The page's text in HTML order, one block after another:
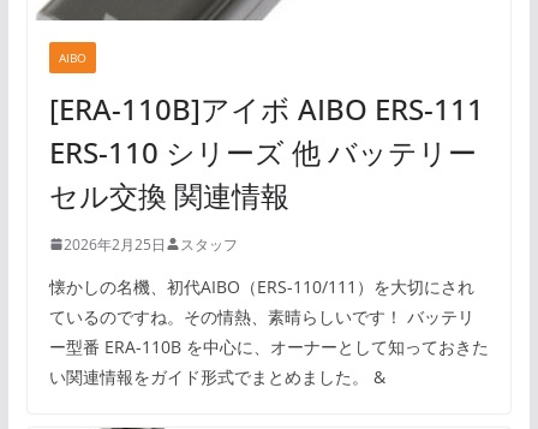
AIBO
[ERA-110B]アイボ AIBO ERS-111
ERS-110 シリーズ 他 バッテリー
セル交換 関連情報
2026年2月25日 スタッフ
懐かしの名機、初代AIBO（ERS-110/111）を大切にされ
ているのですね。その情熱、素晴らしいです！ バッテリ
ー型番 ERA-110B を中心に、オーナーとして知っておきた
い関連情報をガイド形式でまとめました。 &